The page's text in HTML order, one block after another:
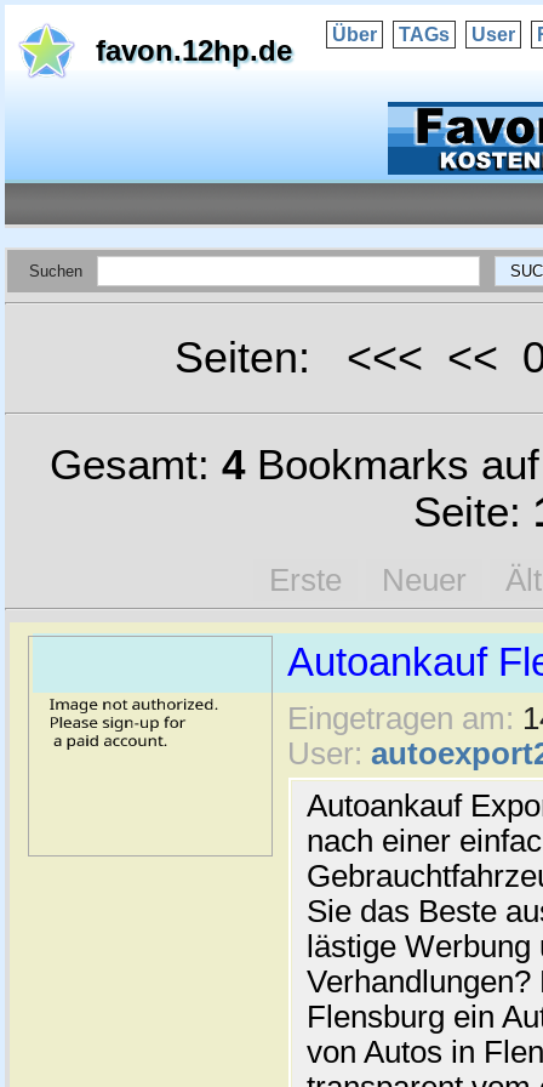
favon.12hp.de Über TAGs User
Suchen
Seiten: <<< <<
Gesamt: 4Bookmarks
Seite:
Erste Neuer
Autoankauf
Eingetragen am:
User:
Autoankauf
nach einer
Sie das Beste
lästige
Flensburg ein
von Autos in